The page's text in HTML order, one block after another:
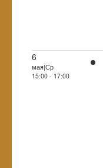
6
мая|Ср
15:00 - 17:00